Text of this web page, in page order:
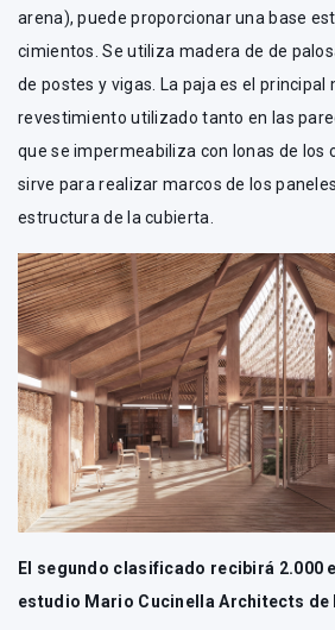
arena), puede proporcionar una base
cimientos. Se utiliza madera de de
de postes y vigas. La paja es el principal
revestimiento utilizado tanto en las
que se impermeabiliza con lonas de los
sirve para realizar marcos de los
estructura de la cubierta.
El segundo clasificado recibirá 2.000
estudio Mario Cucinella Architects de